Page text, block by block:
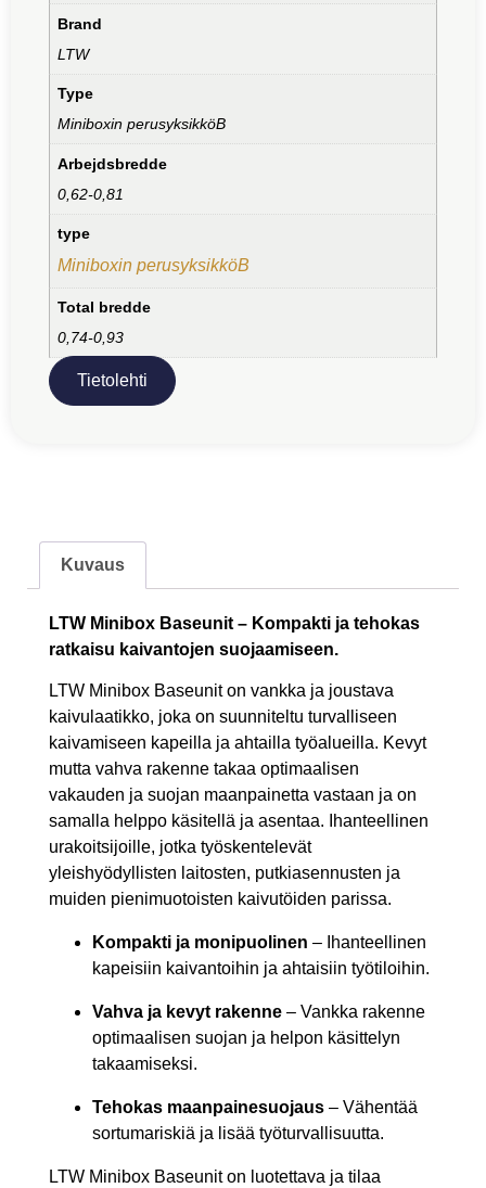
Brand
LTW
Type
Miniboxin perusyksikköB
Arbejdsbredde
0,62-0,81
type
Miniboxin perusyksikköB
Total bredde
0,74-0,93
Tietolehti
Kuvaus
LTW Minibox Baseunit – Kompakti ja tehokas
ratkaisu kaivantojen suojaamiseen.
LTW Minibox Baseunit on vankka ja joustava
kaivulaatikko, joka on suunniteltu turvalliseen
kaivamiseen kapeilla ja ahtailla työalueilla. Kevyt
mutta vahva rakenne takaa optimaalisen
vakauden ja suojan maanpainetta vastaan ja on
samalla helppo käsitellä ja asentaa. Ihanteellinen
urakoitsijoille, jotka työskentelevät
yleishyödyllisten laitosten, putkiasennusten ja
muiden pienimuotoisten kaivutöiden parissa.
Kompakti ja monipuolinen – Ihanteellinen
kapeisiin kaivantoihin ja ahtaisiin työtiloihin.
Vahva ja kevyt rakenne – Vankka rakenne
optimaalisen suojan ja helpon käsittelyn
takaamiseksi.
Tehokas maanpainesuojaus – Vähentää
sortumariskiä ja lisää työturvallisuutta.
LTW Minibox Baseunit on luotettava ja tilaa